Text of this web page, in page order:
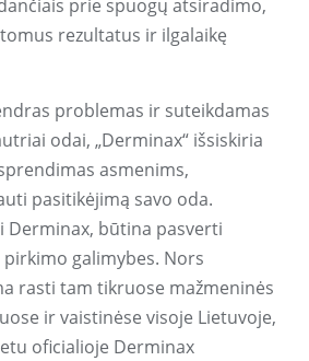
prie spuogų atsiradimo,
rezultatus ir ilgalaikę
problemas ir suteikdamas
odai, „Derminax“ išsiskiria
asmenims,
pasitikėjimą savo oda.
Derminax, būtina pasverti
galimybes. Nors
rasti tam tikruose mažmeninės
ir vaistinėse visoje Lietuvoje,
oficialioje Derminax